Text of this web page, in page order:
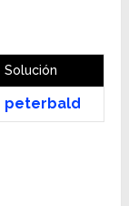
Solución
peterbald